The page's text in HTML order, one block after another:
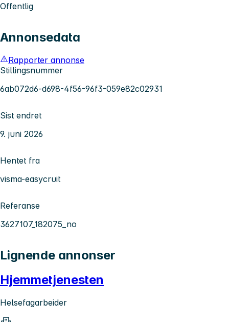
Offentlig
Annonsedata
Rapporter annonse
Stillingsnummer
6ab072d6-d698-4f56-96f3-059e82c02931
Sist endret
9. juni 2026
Hentet fra
visma-easycruit
Referanse
3627107_182075_no
Lignende annonser
Hjemmetjenesten
Helsefagarbeider